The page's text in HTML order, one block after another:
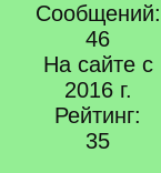
Сообщений:
46
На сайте с
2016 г.
Рейтинг:
35